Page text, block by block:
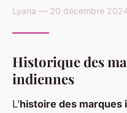
Lyana — 20 décembre
Historique des
indiennes
L’histoire des marques